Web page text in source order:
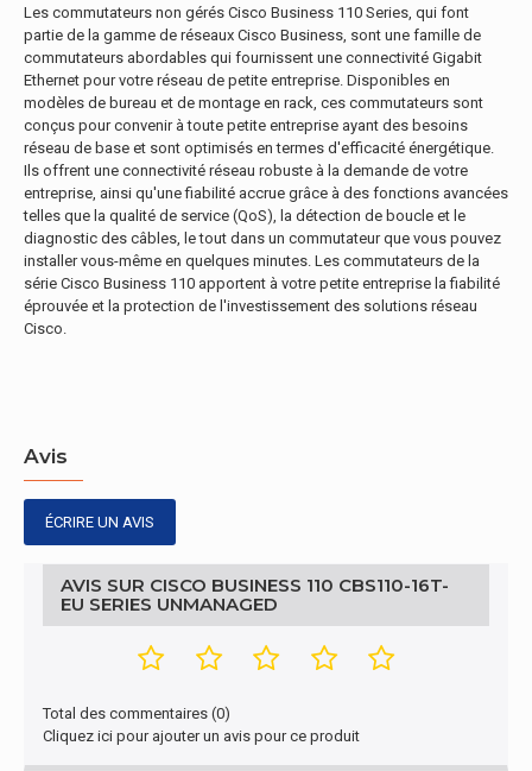
Les commutateurs non gérés Cisco Business 110 Series, qui font
partie de la gamme de réseaux Cisco Business, sont une famille de
commutateurs abordables qui fournissent une connectivité Gigabit
Ethernet pour votre réseau de petite entreprise. Disponibles en
modèles de bureau et de montage en rack, ces commutateurs sont
conçus pour convenir à toute petite entreprise ayant des besoins
réseau de base et sont optimisés en termes d'efficacité énergétique.
Ils offrent une connectivité réseau robuste à la demande de votre
entreprise, ainsi qu'une fiabilité accrue grâce à des fonctions avancées
telles que la qualité de service (QoS), la détection de boucle et le
diagnostic des câbles, le tout dans un commutateur que vous pouvez
installer vous-même en quelques minutes. Les commutateurs de la
série Cisco Business 110 apportent à votre petite entreprise la fiabilité
éprouvée et la protection de l'investissement des solutions réseau
Cisco.
Avis
ÉCRIRE UN AVIS
AVIS SUR CISCO BUSINESS 110 CBS110-16T-
EU SERIES UNMANAGED
Total des commentaires (0)
Cliquez ici pour ajouter un avis pour ce produit